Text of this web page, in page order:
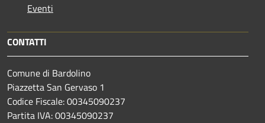
Eventi
CONTATTI
Comune di Bardolino
Piazzetta San Gervaso 1
Codice Fiscale: 00345090237
Partita IVA: 00345090237